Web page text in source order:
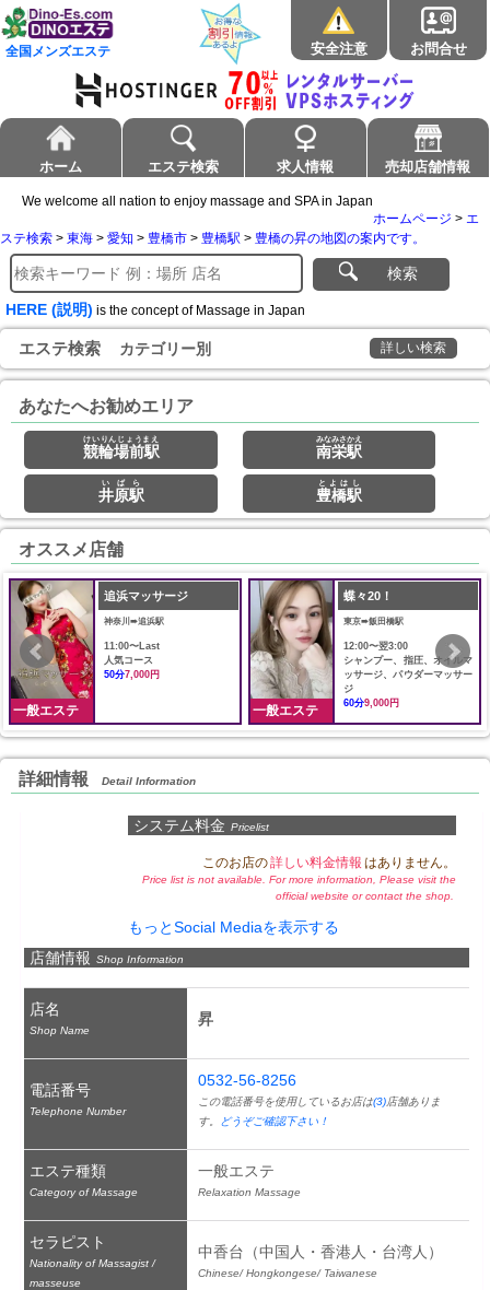
全国メンズエステ 安全注意 お問合せ
ホーム エステ検索 求人情報 売却店舗情報
We welcome all nation to enjoy massage and SPA in Japan
ホームページ > エ
ステ検索 > 東海 > 愛知 > 豊橋市 > 豊橋駅 > 豊橋の昇の地図の案内です。
検索
HERE (説明) is the concept of Massage in Japan
エステ検索 カテゴリー別 詳しい検索
あなたへお勧めエリア
競輪場前駅
けいりんじょうまえ
南栄駅
みなみさかえ
井原駅
いばら
豊橋駅
とよはし
オススメ店舗
一般エステ
追浜マッサージ
神奈川➠追浜駅
11:00〜Last
人気コース
50分7,000円
一般エステ
蝶々20！
東京➠飯田橋駅
12:00〜翌3:00
シャンプー、指圧、オイルマ
ッサージ、パウダーマッサー
ジ
60分9,000円
詳細情報 Detail Information
システム料金 Pricelist
このお店の詳しい料金情報 はありません。
Price list is not available. For more information, Please visit the
official website or contact the shop.
もっとSocial Mediaを表示する
店舗情報 Shop Information
店名
Shop Name
昇
電話番号
Telephone Number
0532-56-8256
この電話番号を使用しているお店は(3)店舗ありま
す。
どうぞご確認下さい！
エステ種類
Category of Massage
一般エステ
Relaxation Massage
セラピスト
Nationality of Massagist /
masseuse
中香台（中国人・香港人・台湾人）
Chinese/ Hongkongese/ Taiwanese